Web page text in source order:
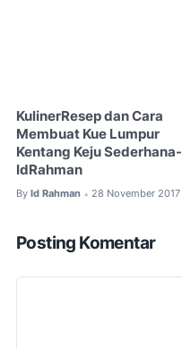
KulinerResep dan Cara
Membuat Kue Lumpur
Kentang Keju Sederhana-
IdRahman
By Id Rahman • 28 November 2017
Posting Komentar